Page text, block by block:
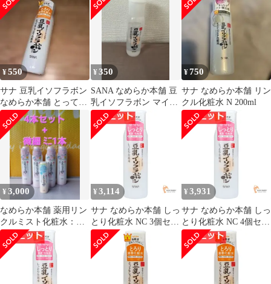
3点セット
¥550
サナ 豆乳イソフラボン
なめらか本舗 とっても
しっとり化粧水 NC
200ml
¥350
SANA なめらか本舗 豆
乳イソフラボン マイル
ド化粧水
¥750
サナ なめらか本舗 リン
クル化粧水 N 200ml
¥3,000
なめらか本舗 薬用リン
クルミスト化粧水：
150g×4本×微細ミニ
50g：1本付き
¥ 3,114
サナ なめらか本舗 しっ
とり化粧水 NC 3個セッ
ト まとめ売り
¥ 3,931
サナ なめらか本舗 しっ
とり化粧水 NC 4個セッ
ト まとめ売り